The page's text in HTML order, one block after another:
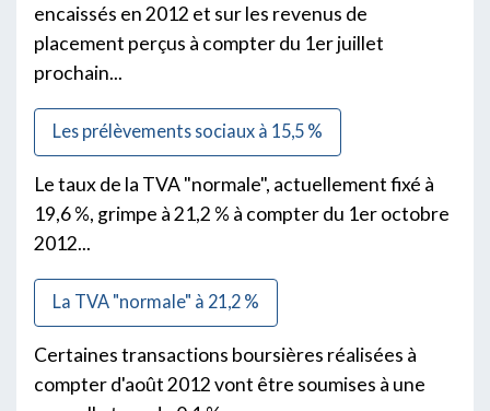
encaissés en 2012 et sur les revenus de
placement perçus à compter du 1er juillet
prochain...
Les prélèvements sociaux à 15,5 %
Le taux de la TVA "normale", actuellement fixé à
19,6 %, grimpe à 21,2 % à compter du 1er octobre
2012...
La TVA "normale" à 21,2 %
Certaines transactions boursières réalisées à
compter d'août 2012 vont être soumises à une